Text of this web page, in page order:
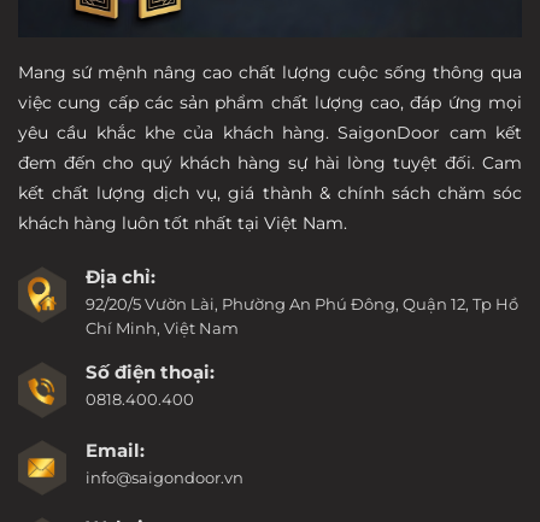
Mang sứ mệnh nâng cao chất lượng cuộc sống thông qua
việc cung cấp các sản phẩm chất lượng cao, đáp ứng mọi
yêu cầu khắc khe của khách hàng. SaigonDoor cam kết
đem đến cho quý khách hàng sự hài lòng tuyệt đối. Cam
kết chất lượng dịch vụ, giá thành & chính sách chăm sóc
khách hàng luôn tốt nhất tại Việt Nam.
Địa chỉ:
92/20/5 Vườn Lài, Phường An Phú Đông, Quận 12, Tp Hồ
Chí Minh, Việt Nam
Số điện thoại:
0818.400.400
Email:
info@saigondoor.vn